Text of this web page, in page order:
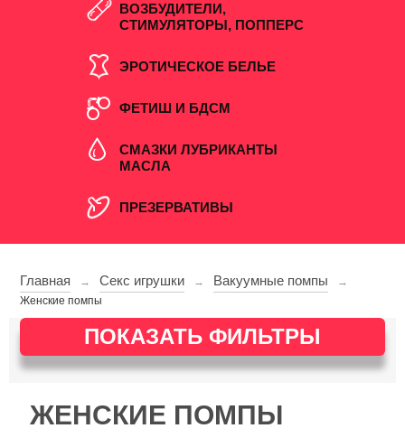
ВОЗБУДИТЕЛИ,
СТИМУЛЯТОРЫ, ПОППЕРС
ЭРОТИЧЕСКОЕ БЕЛЬЕ
ФЕТИШ И БДСМ
СМАЗКИ ЛУБРИКАНТЫ
МАСЛА
ПРЕЗЕРВАТИВЫ
Главная → Секс игрушки → Вакуумные помпы
→
Женские помпы
ПОКАЗАТЬ ФИЛЬТРЫ
ЖЕНСКИЕ ПОМПЫ